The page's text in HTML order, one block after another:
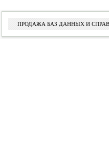
ПРОДАЖА БАЗ ДАННЫХ И